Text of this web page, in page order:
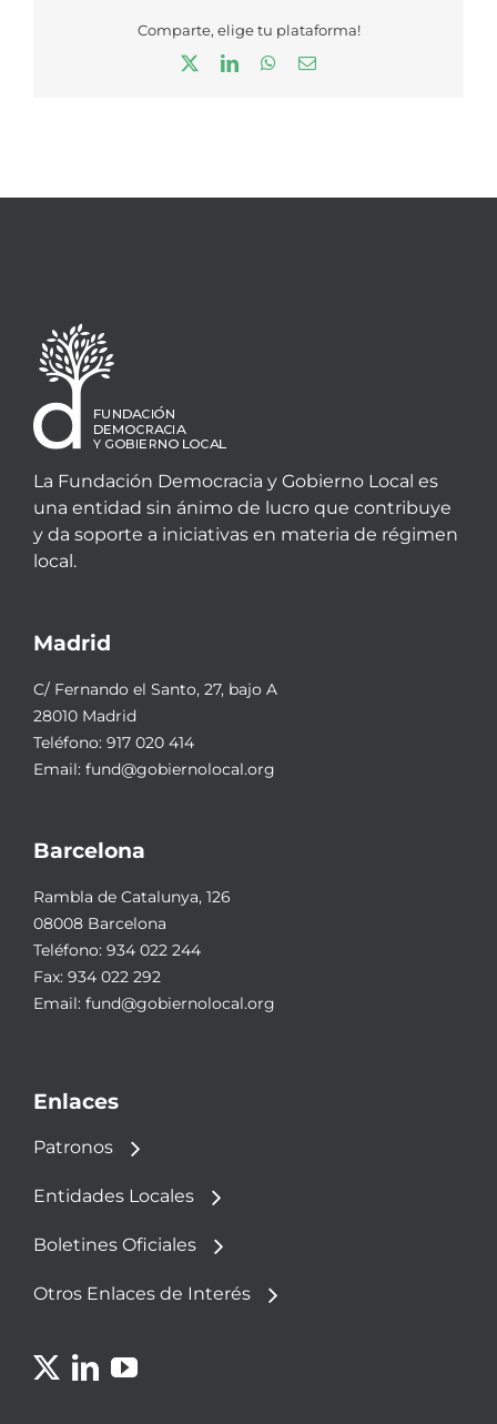
Comparte, elige tu plataforma!
LinkedInWhatsApp
Correo
La Fundación Democracia y Gobierno Local es
una entidad sin ánimo de lucro que contribuye
y da soporte a iniciativas en materia de régimen
local.
Madrid
C/ Fernando el Santo, 27, bajo A
28010 Madrid
Teléfono: 917 020 414
Email: fund@gobiernolocal.org
Barcelona
Rambla de Catalunya, 126
08008 Barcelona
Teléfono: 934 022 244
Fax: 934 022 292
Email: fund@gobiernolocal.org
Enlaces
Patronos
Entidades Locales
Boletines Oficiales
Otros Enlaces de Interés